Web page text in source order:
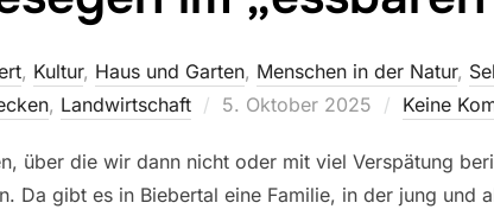
, Kultur, Haus und Garten, Menschen in der Natur,
, Landwirtschaft
Veröffentlicht
5. Oktober 2025 Keine
über die wir dann nicht oder mit viel Verspätung
Da gibt es in Biebertal eine Familie, in der jung und